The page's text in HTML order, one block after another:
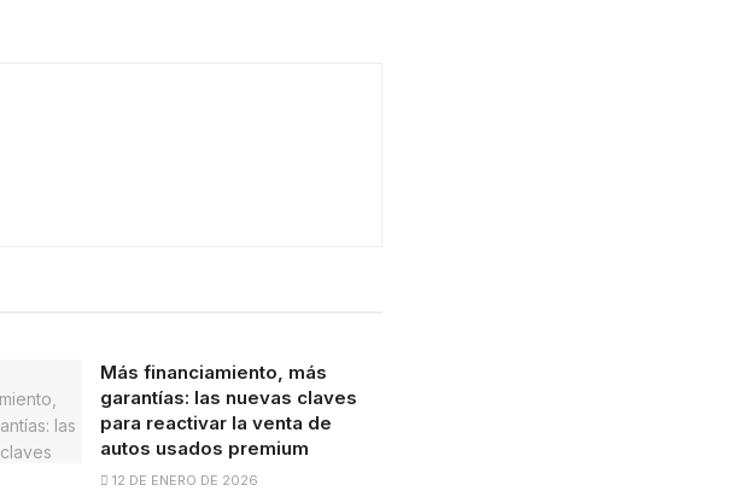
Más financiamiento, más
garantías: las nuevas claves
para reactivar la venta de
autos usados premium
12 DE ENERO DE 2026